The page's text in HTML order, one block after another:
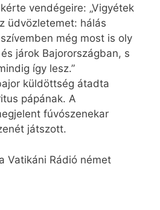
vendégeire: „Vigyétek
üdvözletemet: hálás
még most is oly
járok Bajorországban, s
így lesz.”
küldöttség átadta
pápának. A
fúvószenekar
játszott.
Vatikáni Rádió német